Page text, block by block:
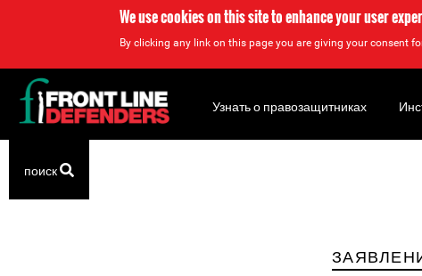
We use cookies on this site to enhance your user
By clicking any link on this page you are giving your consent
to
Back
to
top
Узнать о правозащитниках
поиск